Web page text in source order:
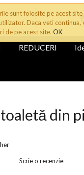
sunt folosite pe acest
Daca veti continua,
de pe acest site.OK
REDUCERI
din
Scrie o recenzie